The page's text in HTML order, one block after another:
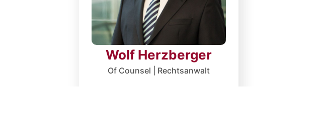
Wolf Herzberger
Of Counsel | Rechtsanwalt